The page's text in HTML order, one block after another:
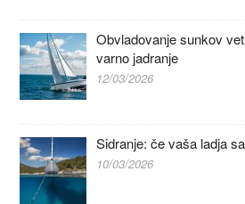
Obvladovanje sunkov
varno jadranje
12/03/2026
Sidranje: če vaša ladja
10/03/2026